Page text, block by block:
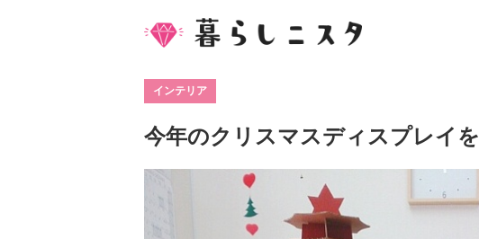
インテリア
今年のクリスマスディスプレイ